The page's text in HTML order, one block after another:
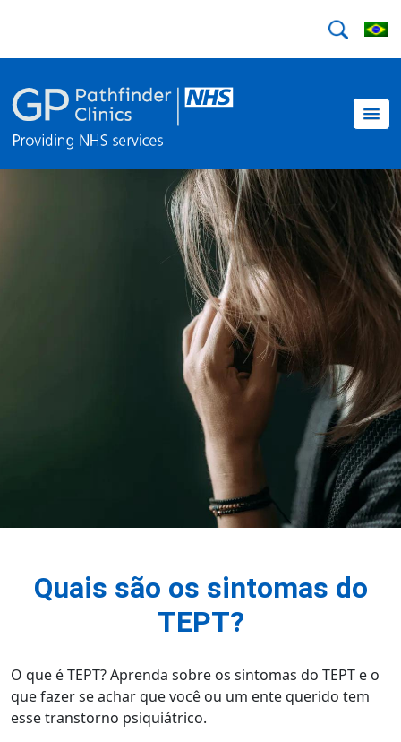
Quais são os sintomas do
TEPT?
O que é TEPT? Aprenda sobre os sintomas do TEPT e o
que fazer se achar que você ou um ente querido tem
esse transtorno psiquiátrico.